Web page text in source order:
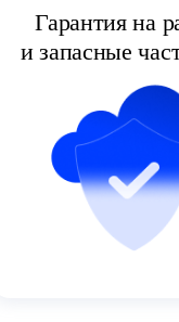
Гарантия на
и запасные